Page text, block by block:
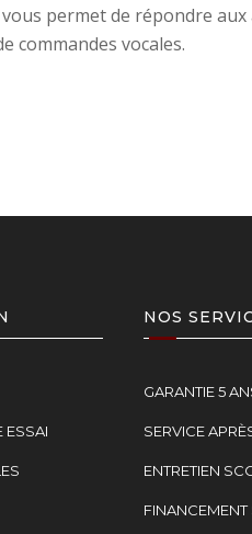
permet de répondre aux
commandes vocales.
ESSAI
NOS
GARANTIE 5
SERVICE
ENTRETIEN